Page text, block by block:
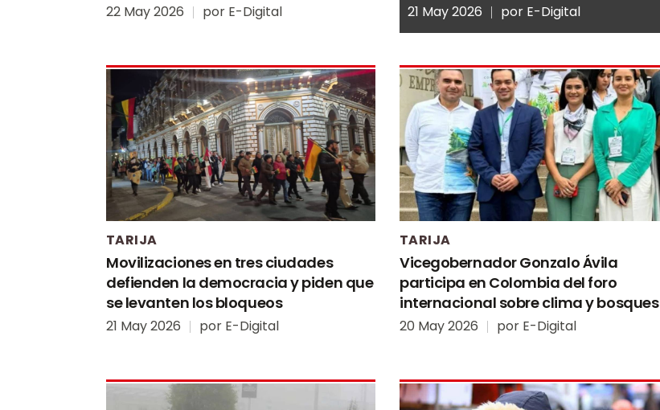
22 May 2026 por E-Digital 21 May 2026 por E-Digital
TARIJA
Movilizaciones en tres ciudades
defienden la democracia y piden que
se levanten los bloqueos
21 May 2026 por E-Digital
TARIJA
Vicegobernador Gonzalo Ávila
participa en Colombia del foro
internacional sobre clima y bosques
20 May 2026 por E-Digital